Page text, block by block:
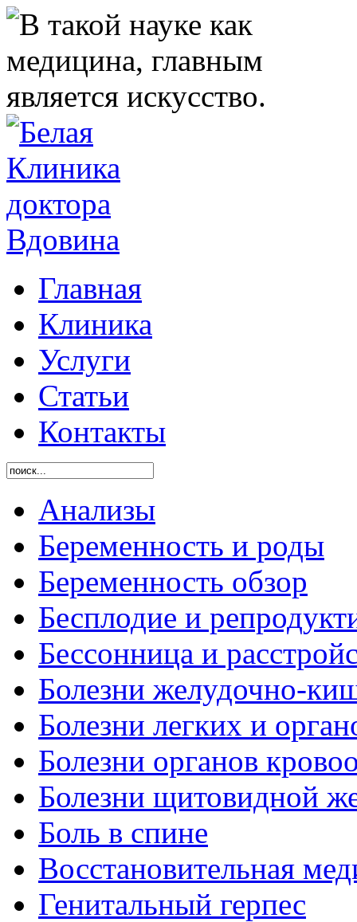
Главная
Клиника
Услуги
Статьи
Контакты
Анализы
Беременность и роды
Беременность обзор
Бесплодие и
Бессонница и
Болезни желудочно-
Болезни легких и
Болезни органов
Болезни щитовидной
Боль в спине
Восстановительная
Генитальный герпес